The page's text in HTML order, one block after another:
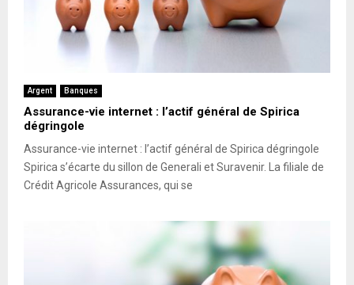
Argent Banques
Assurance-vie internet : l’actif général de Spirica
dégringole
Assurance-vie internet : l’actif général de Spirica dégringole
Spirica s’écarte du sillon de Generali et Suravenir. La filiale de
Crédit Agricole Assurances, qui se